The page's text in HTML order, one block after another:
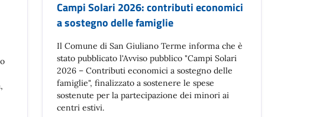
Campi Solari 2026: contributi economici
a sostegno delle famiglie
Il Comune di San Giuliano Terme informa che è
stato pubblicato l'Avviso pubblico "Campi Solari
2026 – Contributi economici a sostegno delle
famiglie", finalizzato a sostenere le spese
sostenute per la partecipazione dei minori ai
centri estivi.